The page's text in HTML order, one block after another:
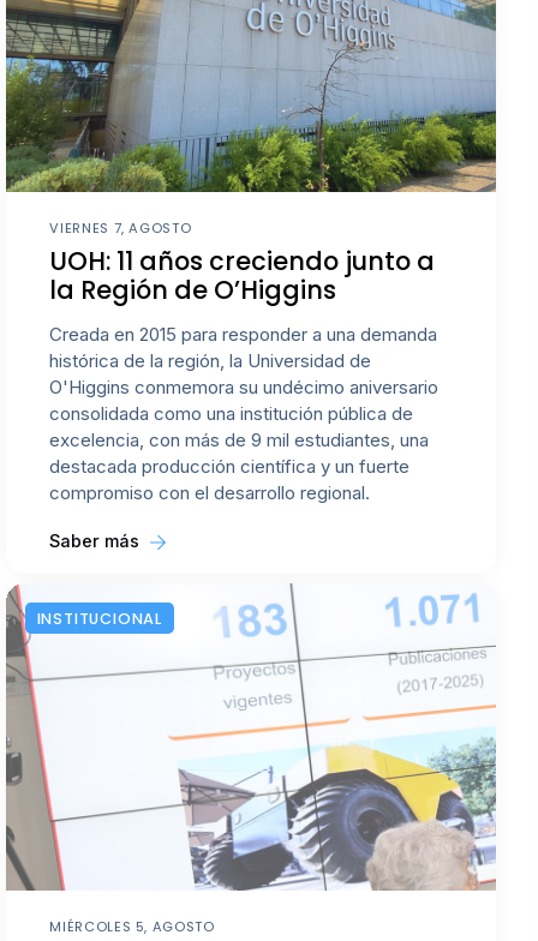
VIERNES 7, AGOSTO
UOH: 11 años creciendo junto a
la Región de O’Higgins
Creada en 2015 para responder a una demanda
histórica de la región, la Universidad de
O'Higgins conmemora su undécimo aniversario
consolidada como una institución pública de
excelencia, con más de 9 mil estudiantes, una
destacada producción científica y un fuerte
compromiso con el desarrollo regional.
Saber más
INSTITUCIONAL
MIÉRCOLES 5, AGOSTO